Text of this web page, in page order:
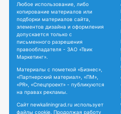
Любое использование, либо
копирование материалов или
подборки материалов сайта,
элементов дизайна и оформления
допускается только с
письменного разрешения
правообладателя - ЗАО «Твик
Маркетинг».
Материалы с пометкой «Бизнес»,
«Партнерский материал», «ПМ»,
«PR», «Спецпроект» - публикуются
на правах рекламы.
Сайт newkaliningrad.ru использует
файлы cookie. Продолжая работу